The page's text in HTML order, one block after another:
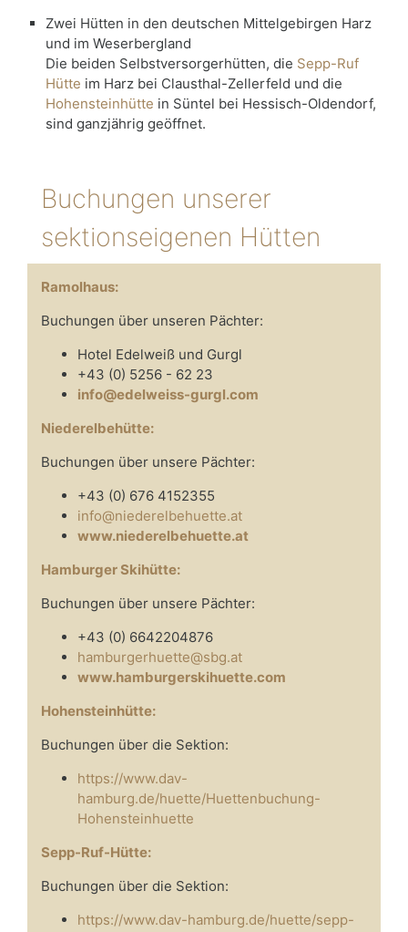
Zwei Hütten in den deutschen Mittelgebirgen Harz
und im Weserbergland
Die beiden Selbstversorgerhütten, die Sepp-Ruf
Hütte im Harz bei Clausthal-Zellerfeld und die
Hohensteinhütte in Süntel bei Hessisch-Oldendorf,
sind ganzjährig geöffnet.
Buchungen unserer
sektionseigenen Hütten
Ramolhaus:
Buchungen über unseren Pächter:
Hotel Edelweiß und Gurgl
+43 (0) 5256 - 62 23
info@edelweiss-gurgl.com
Niederelbehütte:
Buchungen über unsere Pächter:
+43 (0) 676 4152355
info@niederelbehuette.at
www.niederelbehuette.at
Hamburger Skihütte:
Buchungen über unsere Pächter:
+43 (0) 6642204876
hamburgerhuette@sbg.at
www.hamburgerskihuette.com
Hohensteinhütte:
Buchungen über die Sektion:
https://www.dav-
hamburg.de/huette/Huettenbuchung-
Hohensteinhuette
Sepp-Ruf-Hütte:
Buchungen über die Sektion:
https://www.dav-hamburg.de/huette/sepp-